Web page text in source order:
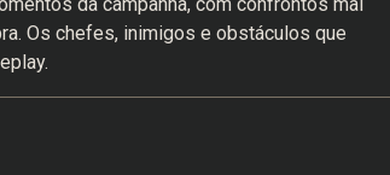
Os chefes, inimigos e obstáculos que